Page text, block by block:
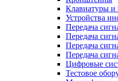
Клавиатуры и
Устройства
Передача
Передача
Передача
Передача
Цифровые
Тестовое